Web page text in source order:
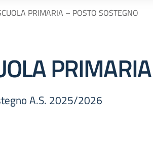
PRIMARIA – POSTO SOSTEGNO
A.S. 2025/2026